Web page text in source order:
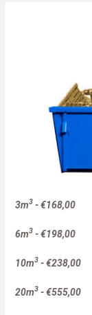
3m3 -€168,00
6m3 -€198,00
10m3 -€238,00
20m3 -€555,00